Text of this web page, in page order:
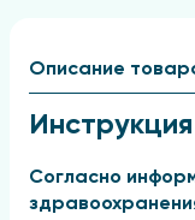
Описание
Инструкция
Согласно